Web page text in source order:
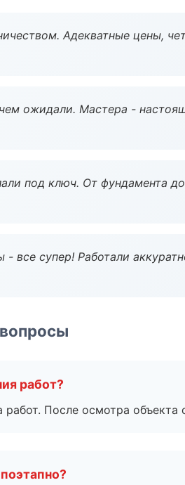
Адекватные цены,
ожидали. Мастера -
под ключ. От фундамента
все супер! Работали
работ?
После осмотра